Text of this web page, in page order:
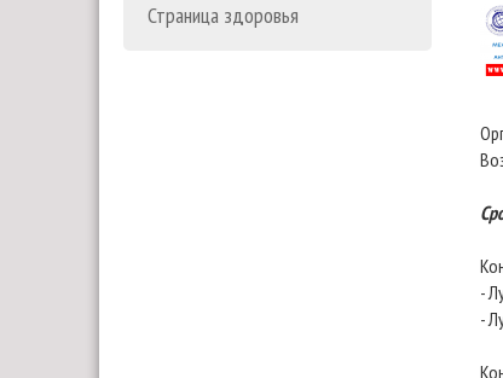
-
-
Страница здоровья